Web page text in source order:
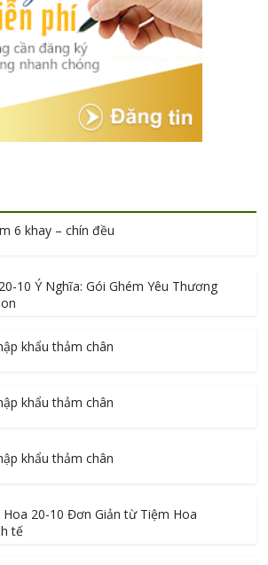
6 khay – chín đều
10 Ý Nghĩa: Gói Ghém Yêu Thương
khẩu thảm chân
khẩu thảm chân
khẩu thảm chân
Hoa 20-10 Đơn Giản từ Tiệm Hoa
tế